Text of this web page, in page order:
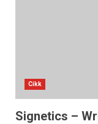
Cikk
Signetics –